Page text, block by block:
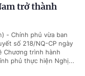
trở thành
- Chính phủ vừa ban
số 218/NQ-CP ngày
Chương trình hành
phủ thực hiện Nghị...